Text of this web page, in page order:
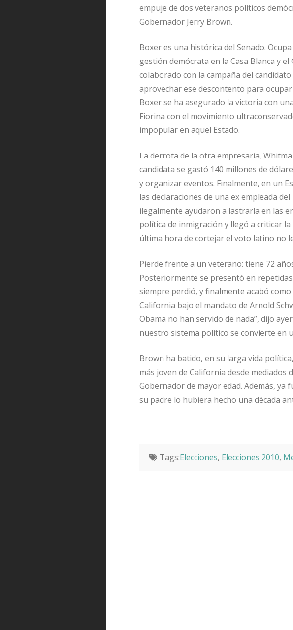
empuje de dos veteranos políticos
Gobernador Jerry Brown.
Boxer es una histórica del Senado.
gestión demócrata en la Casa Blanca y
colaborado con la campaña del
aprovechar ese descontento para
Boxer se ha asegurado la victoria con
Fiorina con el movimiento
impopular en aquel Estado.
La derrota de la otra empresaria,
candidata se gastó 140 millones de
y organizar eventos. Finalmente, en un
las declaraciones de una ex empleada
ilegalmente ayudaron a lastrarla en las
política de inmigración y llegó a criticar
última hora de cortejar el voto latino no
Pierde frente a un veterano: tiene 72
Posteriormente se presentó en
siempre perdió, y finalmente acabó
California bajo el mandato de Arnold
Obama no han servido de nada”, dijo
nuestro sistema político se convierte en
Brown ha batido, en su larga vida
más joven de California desde mediados
Gobernador de mayor edad. Además,
su padre lo hubiera hecho una década
Tags:Elecciones, Elecciones 2010,